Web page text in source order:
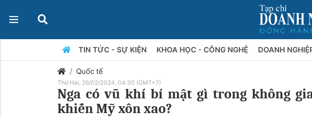
TIN TỨC - SỰ KIỆN KHOA HỌC - CÔNG NGHỆ DOANH
Quốc tế
Thứ Hai, 26/02/2024, 04:30 (GMT+7)
Nga có vũ khí bí mật gì trong không
khiến Mỹ xôn xao?